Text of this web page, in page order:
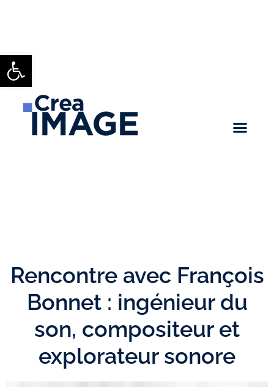
Ouvrir la barre d’outils
Rencontre avec François
Bonnet : ingénieur du
son, compositeur et
explorateur sonore